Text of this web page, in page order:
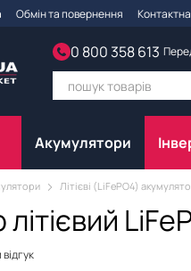
Обмін та повернення
0 800 358 613
Акумулятори
Літієві (LiFePO4)